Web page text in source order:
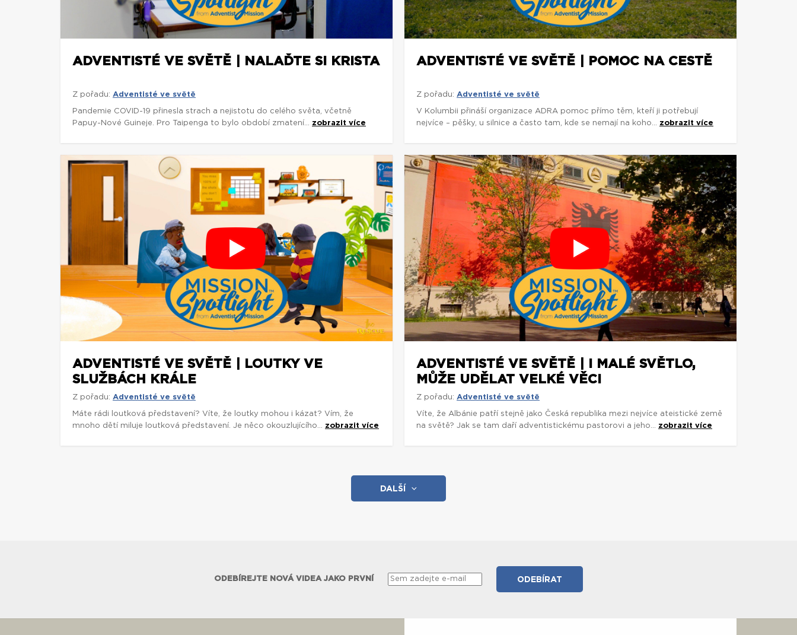
ADVENTISTÉ VE SVĚTĚ | NALAĎTE SI KRISTA
Z pořadu: Adventisté ve světě
Pandemie COVID-19 přinesla strach a nejistotu do celého světa, včetně
Papuy-Nové Guineje. Pro Taipenga to bylo období zmatení... zobrazit více
ADVENTISTÉ VE SVĚTĚ | POMOC NA CESTĚ
Z pořadu: Adventisté ve světě
V Kolumbii přináší organizace ADRA pomoc přímo těm, kteří ji potřebují
nejvíce – pěšky, u silnice a často tam, kde se nemají na koho... zobrazit více
ADVENTISTÉ VE SVĚTĚ | LOUTKY VE
SLUŽBÁCH KRÁLE
Z pořadu: Adventisté ve světě
Máte rádi loutková představení? Víte, že loutky mohou i kázat? Vím, že
mnoho dětí miluje loutková představení. Je něco okouzlujícího... zobrazit více
ADVENTISTÉ VE SVĚTĚ | I MALÉ SVĚTLO,
MŮŽE UDĚLAT VELKÉ VĚCI
Z pořadu: Adventisté ve světě
Víte, že Albánie patří stejně jako Česká republika mezi nejvíce ateistické země
na světě? Jak se tam daří adventistickému pastorovi a jeho... zobrazit více
DALŠÍ
ODEBÍREJTE NOVÁ VIDEA JAKO PRVNÍ